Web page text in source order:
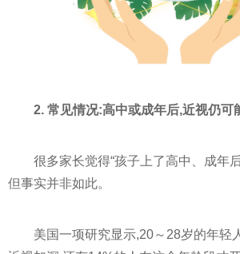
2. 常见情况:高中或成年后,近视仍可
很多家长觉得“孩子上了高中、成年
但事实并非如此。
美国一项研究显示,20～28岁的年轻